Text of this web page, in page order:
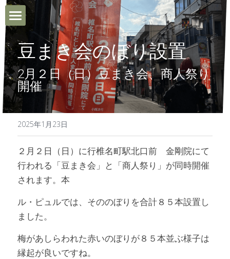
ホーム
Le Purtとは
利用FAQ
ご利用までの流れ
ブログ
お問い合わせ・アクセス
作業のご依頼
豆まき会のぼり設置
2月２日（日）豆まき会、商人祭り
開催
2025年1月23日
２月２日（日）に行椎名町駅北口前　金剛院にて
行われる「豆まき会」と「商人祭り」が同時開催
されます。本
ル・ピュルでは、そののぼりを合計８５本設置し
ました。
梅があしらわれた赤いのぼりが８５本並ぶ様子は
縁起が良いですね。